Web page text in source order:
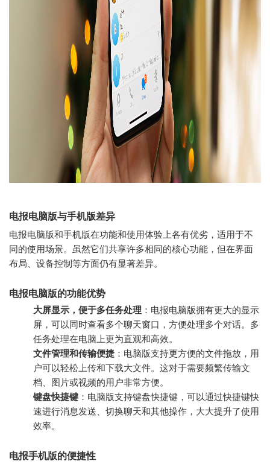
电报电脑版与手机版差异
电报电脑版和手机版在功能和使用体验上各有优劣，适用于不
同的使用场景。虽然它们共享许多相同的核心功能，但在界面
布局、设备控制等方面仍有显著差异。
电报电脑版的功能优势
大屏显示，便于多任务处理 ：电报电脑版拥有更大的显示
屏，可以同时查看多个聊天窗口，方便处理多个对话。多
任务处理在电脑上更为直观和高效。
文件管理和传输便捷 ：电脑版支持更方便的文件拖放，用
户可以轻松上传和下载大文件。这对于需要频繁传输文
档、图片或视频的用户非常方便。
键盘快捷键 ：电脑版支持键盘快捷键，可以通过快捷键快
速进行消息发送、切换聊天和其他操作，大大提升了使用
效率。
电报手机版的便捷性